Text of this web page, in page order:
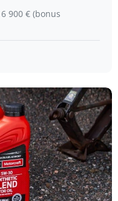
900 € (bonus